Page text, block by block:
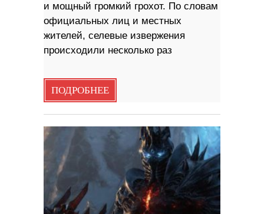
и мощный громкий грохот. По словам
официальных лиц и местных
жителей, селевые извержения
происходили несколько раз
ПОДРОБНЕЕ